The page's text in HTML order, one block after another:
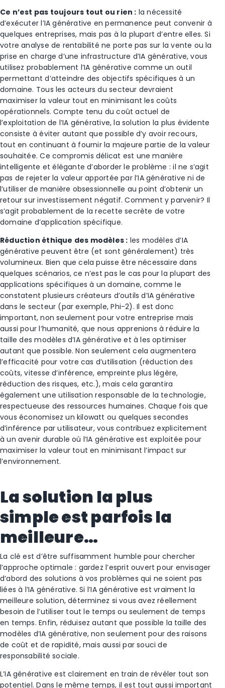
Ce n’est pas toujours tout ou rien : la nécessité
d’exécuter l’IA générative en permanence peut convenir à
quelques entreprises, mais pas à la plupart d’entre elles. Si
votre analyse de rentabilité ne porte pas sur la vente ou la
prise en charge d’une infrastructure d’IA générative, vous
utilisez probablement l’IA générative comme un outil
permettant d’atteindre des objectifs spécifiques à un
domaine. Tous les acteurs du secteur devraient
maximiser la valeur tout en minimisant les coûts
opérationnels. Compte tenu du coût actuel de
l’exploitation de l’IA générative, la solution la plus évidente
consiste à éviter autant que possible d’y avoir recours,
tout en continuant à fournir la majeure partie de la valeur
souhaitée. Ce compromis délicat est une manière
intelligente et élégante d’aborder le problème : il ne s’agit
pas de rejeter la valeur apportée par l’IA générative ni de
l’utiliser de manière obsessionnelle au point d’obtenir un
retour sur investissement négatif. Comment y parvenir? Il
s’agit probablement de la recette secrète de votre
domaine d’application spécifique.
Réduction éthique des modèles : les modèles d’IA
générative peuvent être (et sont généralement) très
volumineux. Bien que cela puisse être nécessaire dans
quelques scénarios, ce n’est pas le cas pour la plupart des
applications spécifiques à un domaine, comme le
constatent plusieurs créateurs d’outils d’IA générative
dans le secteur (par exemple, Phi-2). Il est donc
important, non seulement pour votre entreprise mais
aussi pour l’humanité, que nous apprenions à réduire la
taille des modèles d’IA générative et à les optimiser
autant que possible. Non seulement cela augmentera
l’efficacité pour votre cas d’utilisation (réduction des
coûts, vitesse d’inférence, empreinte plus légère,
réduction des risques, etc.), mais cela garantira
également une utilisation responsable de la technologie,
respectueuse des ressources humaines. Chaque fois que
vous économisez un kilowatt ou quelques secondes
d’inférence par utilisateur, vous contribuez explicitement
à un avenir durable où l’IA générative est exploitée pour
maximiser la valeur tout en minimisant l’impact sur
l’environnement.
La solution la plus
simple est parfois la
meilleure…
La clé est d’être suffisamment humble pour chercher
l’approche optimale : gardez l’esprit ouvert pour envisager
d’abord des solutions à vos problèmes qui ne soient pas
liées à l’IA générative. Si l’IA générative est vraiment la
meilleure solution, déterminez si vous avez réellement
besoin de l’utiliser tout le temps ou seulement de temps
en temps. Enfin, réduisez autant que possible la taille des
modèles d’IA générative, non seulement pour des raisons
de coût et de rapidité, mais aussi par souci de
responsabilité sociale.
L’IA générative est clairement en train de révéler tout son
potentiel. Dans le même temps, il est tout aussi important